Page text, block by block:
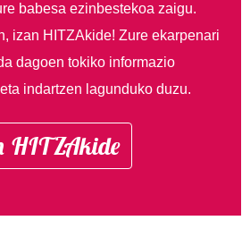
babesa ezinbestekoa zaigu.
izan HITZAkide!Zure ekarpenari
dagoen tokiko informazio
indartzen lagunduko duzu.
HITZAkide